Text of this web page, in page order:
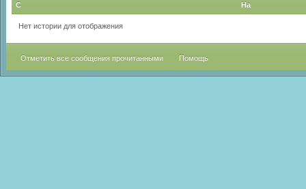
С На
Нет истории для отображения
Отметить все сообщения прочитанными Помощь